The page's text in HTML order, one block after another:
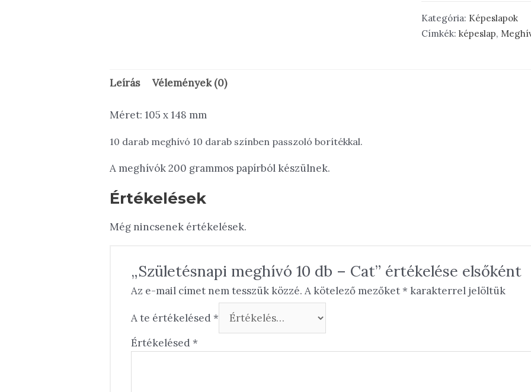
db
-
Kategória: Képeslapok
Címkék: képeslap,
Leírás Vélemények (0)
Méret: 105 x 148 mm
10 darab meghívó 10 darab színben passzoló borítékkal.
A meghívók 200 grammos papírból készülnek.
Értékelések
Még nincsenek értékelések.
„Születésnapi meghívó 10 db – Cat” értékelése elsőként
Az e-mail címet nem tesszük közzé. A kötelező mezőket* karakterrel jelöltük
A te értékelésed*
Értékelésed*